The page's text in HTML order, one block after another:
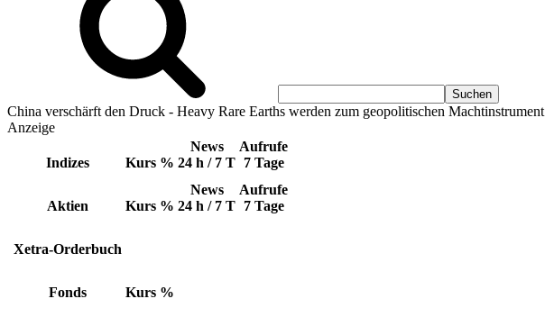
China verschärft den Druck - Heavy Rare Earths werden zum geopolitischen Machtinstrument
Anzeige
Indizes Kurs %
News
24 h / 7 T
Aufrufe
7 Tage
Aktien Kurs %
News
24 h / 7 T
Aufrufe
7 Tage
Xetra-Orderbuch
Fonds Kurs %